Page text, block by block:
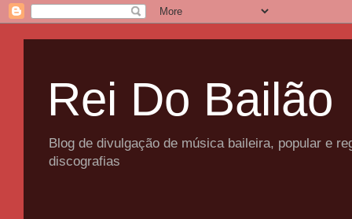
Rei Do Bailão
Blog de divulgação de música baileira, popular e
discografias